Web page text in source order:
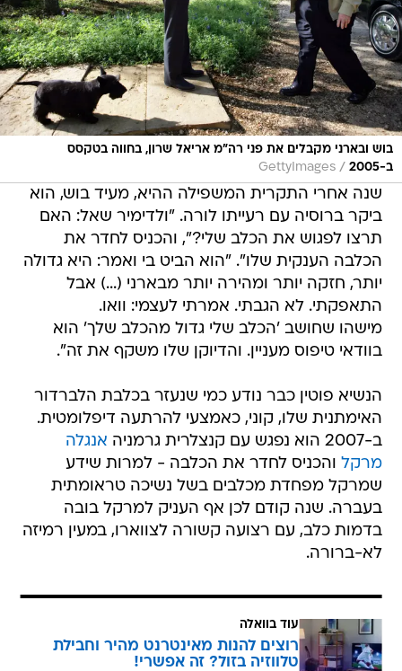
בוש ובארני מקבלים את פני רה"מ אריאל שרון, בחווה בטקסס
ב-2005
/
GettyImages
שנה אחרי התקרית המשפילה ההיא, מעיד בוש, הוא
ביקר ברוסיה עם רעייתו לורה. "ולדימיר שאל: האם
תרצו לפגוש את הכלב שלי?", והכניס לחדר את
הכלבה הענקית שלו". "הוא הביט בי ואמר: היא גדולה
יותר, חזקה יותר ומהירה יותר מבארני (...) אבל
התאפקתי. לא הגבתי. אמרתי לעצמי: וואו.
מישהו שחושב 'הכלב שלי גדול מהכלב שלך' הוא
בוודאי טיפוס מעניין. והדיוקן שלו משקף את זה".
הנשיא פוטין כבר נודע כמי שנעזר בכלבת הלברדור
האימתנית שלו, קוני, כאמצעי להרתעה דיפלומטית.
ב-2007 הוא נפגש עם קנצלרית גרמניה
אנגלה
מרקל והכניס לחדר את הכלבה - למרות שידע
שמרקל מפחדת מכלבים בשל נשיכה טראומתית
בעברה. שנה קודם לכן אף העניק למרקל בובה
בדמות כלב, עם רצועה קשורה לצווארו, במעין רמיזה
לא-ברורה.
עוד בוואלה
רוצים להנות מאינטרנט מהיר וחבילת
טלווזיה בזול? זה אפשרי!